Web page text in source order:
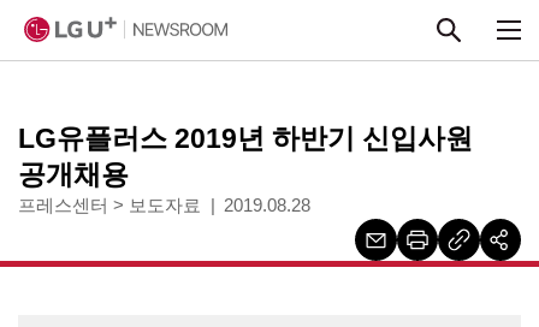
LG유플러스 2019년 하반기 신입사원
공개채용
프레스센터 > 보도자료 2019.08.28